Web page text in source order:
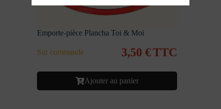
Emporte-pièce Plancha Toi & Moi
Sur commande 3,50 €TTC
Ajouter au panier